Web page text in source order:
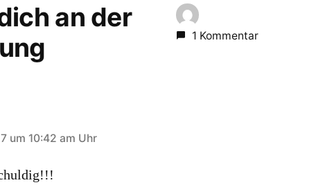
an der
1 Kommentar
um 10:42 am Uhr